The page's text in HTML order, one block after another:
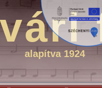
alapítva 1924